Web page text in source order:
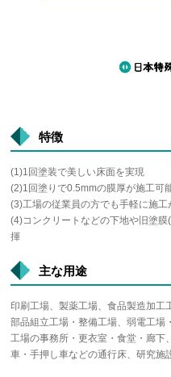
特徴
(1)1回塗装で美しい床面を実現
(2)1回塗りで0.5mmの膜厚が施工可
(3)工場の従業員の方でも手軽に施工
(4)コンクリートなどの下地や旧塗
揮
主な用途
印刷工場、製薬工場、食品製造加工
部品組立工場・整備工場、弱電工場
工場の事務所・更衣室・食堂・廊下
車・手押し車などの通行床、研究施